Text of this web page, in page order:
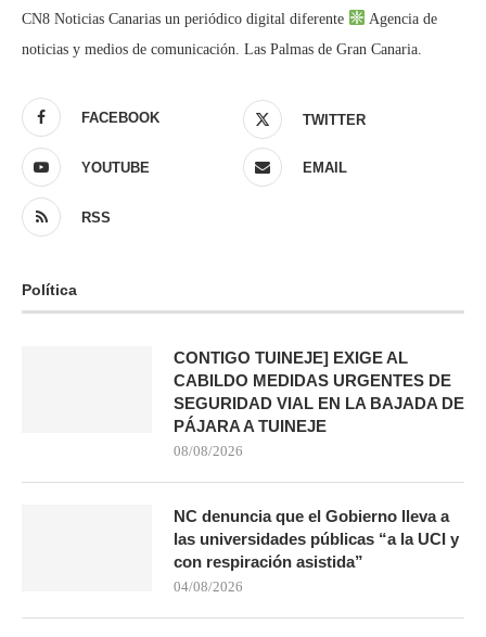
CN8 Noticias Canarias un periódico digital diferente
Agencia de
noticias y medios de comunicación. Las Palmas de Gran Canaria.
FACEBOOK TWITTER
YOUTUBE EMAIL
RSS
Política
CONTIGO TUINEJE] EXIGE AL
CABILDO MEDIDAS URGENTES DE
SEGURIDAD VIAL EN LA BAJADA DE
PÁJARA A TUINEJE
08/08/2026
NC denuncia que el Gobierno lleva a
las universidades públicas “a la UCI y
con respiración asistida”
04/08/2026